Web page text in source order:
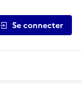
Se connecter